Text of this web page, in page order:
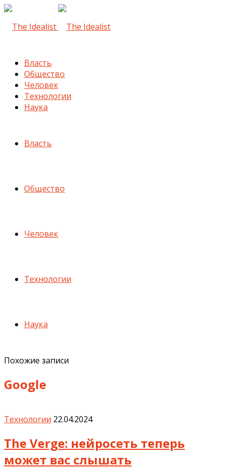
Власть
Общество
Человек
Технологии
Наука
Власть
Общество
Человек
Технологии
Наука
Похожие записи
Google
Технологии 22.04.2024
The Verge: нейросеть теперь
может вас слышать